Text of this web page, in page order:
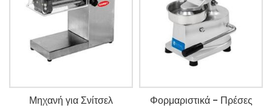
Μηχανή για Σνίτσελ
Φορμαριστικά - Πρέσες